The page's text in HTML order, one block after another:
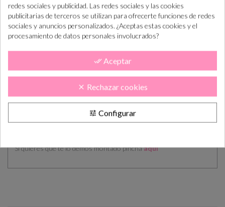
lab. te enviamos
el diseño
diseño
lab. lo tendás en
DESCRIPCIÓN
CÓMO COMPRAR
PLAZOS DE ENTREGA
OPINIONES
Medidas cerrado: 7.9x8.4cms
Se manda todo sin montar, sólo se monta una a modo de prueba.
El pedido incluye la cartulina impresa, la cuerda de yute para
Si quieres que te lo demos montado pinchaaquí
redes sociales y publicidad. Las redes sociales y las cookies
publicitarias de terceros se utilizan para ofrecerte funciones de redes
sociales y anuncios personalizados. ¿Aceptas estas cookies y el
procesamiento de datos personales involucrados?
done_all Aceptar
clear Rechazar cookies
tune Configurar